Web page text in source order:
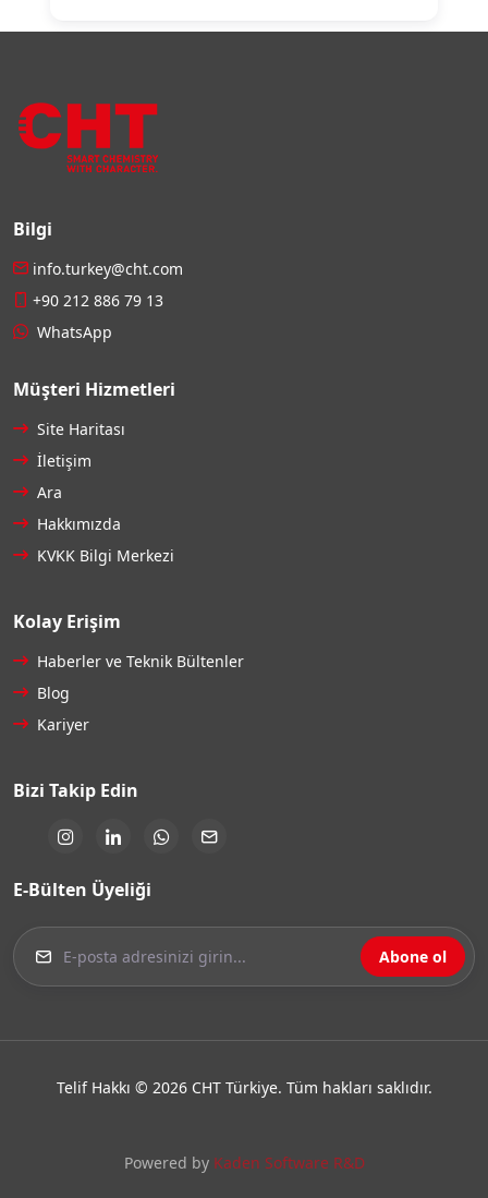
Bilgi
info.turkey@cht.com
+90 212 886 79 13
WhatsApp
Müşteri Hizmetleri
Site Haritası
İletişim
Ara
Hakkımızda
KVKK Bilgi Merkezi
Kolay Erişim
Haberler ve Teknik Bültenler
Blog
Kariyer
Bizi Takip Edin
E-Bülten Üyeliği
Abone ol
Powered by Kaden Software R&D
Telif Hakkı © 2026 CHT Türkiye. Tüm hakları saklıdır.